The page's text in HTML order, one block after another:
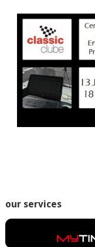
our services